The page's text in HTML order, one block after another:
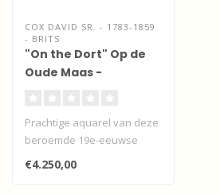
COX DAVID SR. - 1783-1859
- BRITS
"On the Dort" Op de
Oude Maas -
Prachtige aquarel van deze
beroemde 19e-eeuwse
kunstenaar uit Engeland.
Zeer bij..
€4.250,00